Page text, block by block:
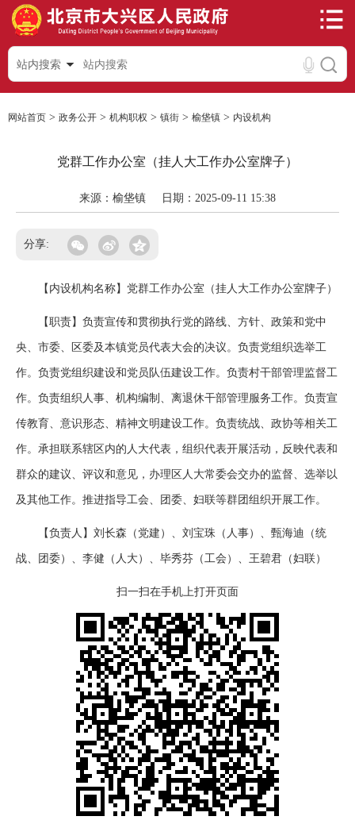
站内搜索
网站首页 > 政务公开 > 机构职权 > 镇街 > 榆垡镇 > 内设机构
党群工作办公室（挂人大工作办公室牌子）
来源：榆垡镇 日期：2025-09-11 15:38
分享:
【内设机构名称】党群工作办公室（挂人大工作办公室牌子）
【职责】负责宣传和贯彻执行党的路线、方针、政策和党中
央、市委、区委及本镇党员代表大会的决议。负责党组织选举工
作。负责党组织建设和党员队伍建设工作。负责村干部管理监督工
作。负责组织人事、机构编制、离退休干部管理服务工作。负责宣
传教育、意识形态、精神文明建设工作。负责统战、政协等相关工
作。承担联系辖区内的人大代表，组织代表开展活动，反映代表和
群众的建议、评议和意见，办理区人大常委会交办的监督、选举以
及其他工作。推进指导工会、团委、妇联等群团组织开展工作。
【负责人】刘长森（党建）、刘宝珠（人事）、甄海迪（统
战、团委）、李健（人大）、毕秀芬（工会）、王碧君（妇联）
扫一扫在手机上打开页面